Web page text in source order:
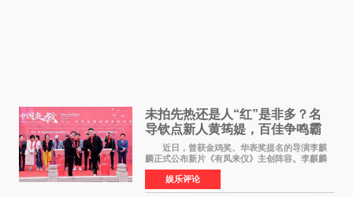
未拍先热还是人“红”是非多？名
导钦点新人黄筠媞，百佳争鸣霸
气回应
近日，曾获金鸡奖、华表奖提名的导演李麒
麟正式公布新片《有凤来仪》主创阵容。李麒麟
早年凭电影《华容道》获得金鸡奖、华表奖提
名，此后长期参与国内外电影制作，其担任制片
人参与的作品亦曾
娱乐评论